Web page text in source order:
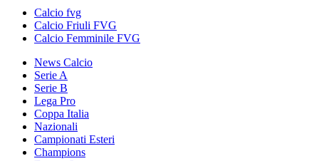
Calcio fvg
Calcio Friuli FVG
Calcio Femminile FVG
News Calcio
Serie A
Serie B
Lega Pro
Coppa Italia
Nazionali
Campionati Esteri
Champions